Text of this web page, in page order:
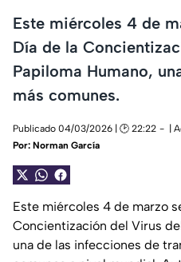
Este miércoles 4 de
Día de la
Papiloma Humano,
más comunes.
Publicado 04/03/2026 | 🕑 22:22
|
Por: Norman García
Este miércoles 4 de marzo
Concientización del Virus
una de las infecciones de